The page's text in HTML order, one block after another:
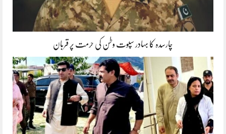
چارسدہ کا بہادر سپوت وطن کی حرمت پر قربان